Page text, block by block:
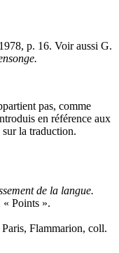
p. 16. Voir aussi G.
pas, comme
en référence aux
la traduction.
de la langue.
Points ».
Paris, Flammarion, coll.